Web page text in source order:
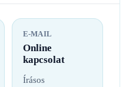
E-MAIL
Online
kapcsolat
Írásos